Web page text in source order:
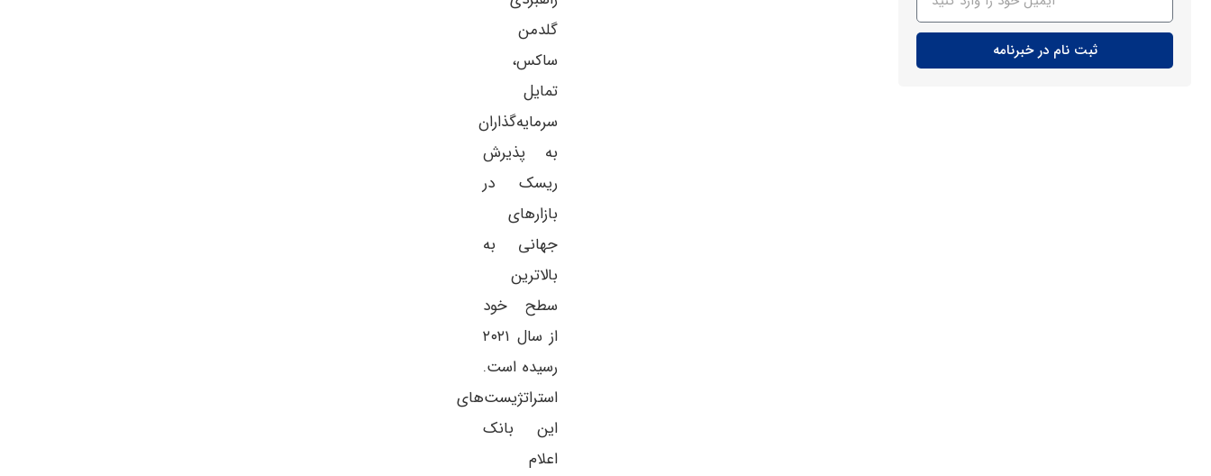
ثبت نام در خبرنامه
گلدمن
ساکس،
تمایل
سرمایه‌گذاران
به پذیرش
ریسک در
بازارهای
جهانی به
بالاترین
سطح خود
از سال ۲۰۲۱
رسیده است.
استراتژیست‌های
این بانک
اعلام